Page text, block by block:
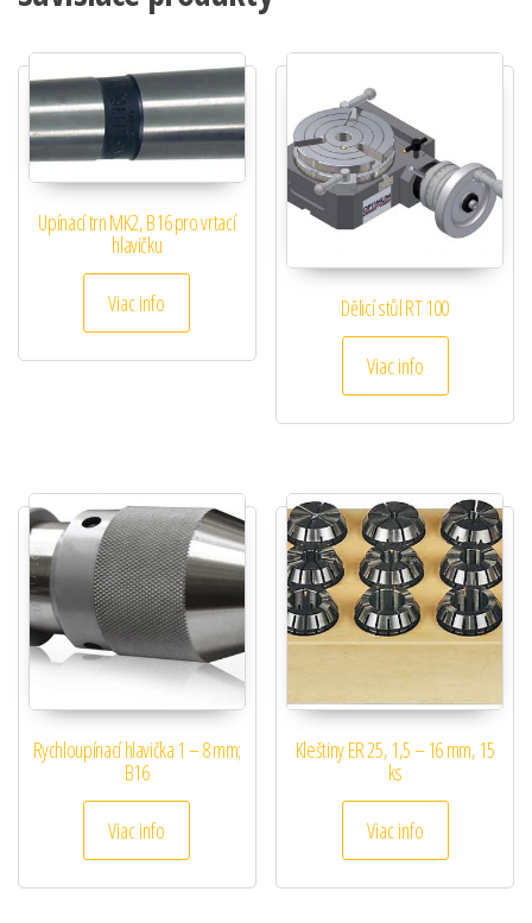
Upínací trn MK2, B16 pro vrtací
hlavičku
Viac info Dělicí stůl RT 100
Viac info
Rychloupínací hlavička 1 – 8 mm;
B16
Viac info
Kleštiny ER 25, 1,5 – 16 mm, 15
ks
Viac info